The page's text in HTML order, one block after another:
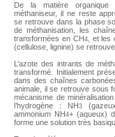
De la matière organique
méthaniseur, il ne reste
se retrouve dans la phase
de méthanisation, les
transformées en CH4, et les
(cellulose, lignine) se
L’azote des intrants de
transformé. Initialement
dans des chaînes
animale, il se retrouve sous
mécanisme de
l’hydrogène : NH3
ammonium NH4+ (aqueux)
forme une solution très